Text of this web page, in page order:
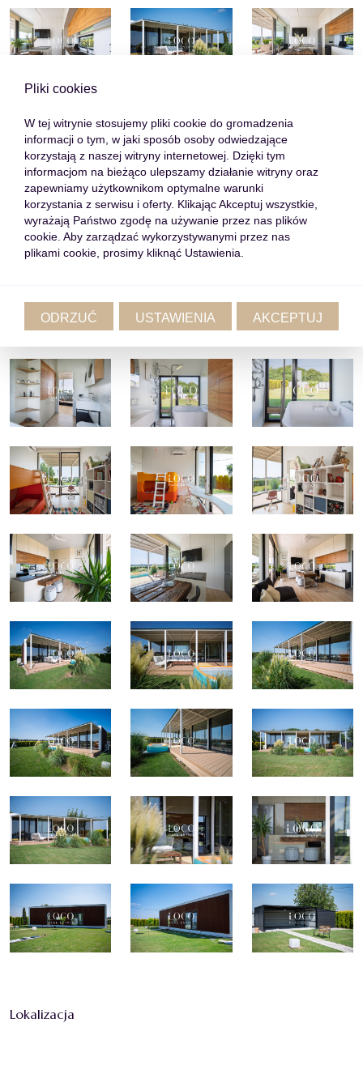
Lokalizacja
Pliki cookies
W tej witrynie stosujemy pliki cookie do gromadzenia
informacji o tym, w jaki sposób osoby odwiedzające
korzystają z naszej witryny internetowej. Dzięki tym
informacjom na bieżąco ulepszamy działanie witryny oraz
zapewniamy użytkownikom optymalne warunki
korzystania z serwisu i oferty. Klikając Akceptuj wszystkie,
wyrażają Państwo zgodę na używanie przez nas plików
cookie. Aby zarządzać wykorzystywanymi przez nas
plikami cookie, prosimy kliknąć Ustawienia.
ODRZUĆ USTAWIENIA AKCEPTUJ